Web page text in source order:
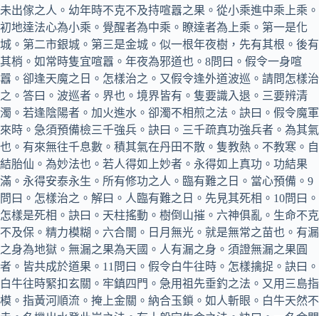
未出傢之人。幼年時不克不及持喧囂之果。從小乘進中乘上乘。
初地達法心為小乘。覺醒者為中乘。瞭達者為上乘。第一是化
城。第二市銀城。第三是金城。似一根年夜樹，先有其根。後有
其梢。如常時隻宜喧囂。年夜為邪道也。8問曰。假令一身喧
囂。卻逢天魔之日。怎樣治之。又假令逢外道波巡。請問怎樣治
之。答曰。波巡者。界也。境界皆有。隻要識入退。三要辨清
濁。若逢陰陽者。加火進水。卻濁不相煎之法。訣曰。假令魔軍
來時。急須預備檢三千強兵。訣曰。三千疏真功強兵者。為其氣
也。有來無往千息數。積其氣在丹田不散。隻教熱。不教寒。自
結胎仙。為妙法也。若人得如上妙者。永得如上真功。功結果
滿。永得安泰永生。所有修功之人。臨有難之日。當心預備。9
問曰。怎樣治之。解曰。人臨有難之日。先見其死相。10問曰。
怎樣是死相。訣曰。天柱搖動。樹倒山摧。六神俱亂。生命不克
不及保。精力模糊。六合闇。日月無光。就是無常之苗也。有漏
之身為地獄。無漏之果為天國。人有漏之身。須證無漏之果圓
者。皆共成於道果。11問曰。假令白牛往時。怎樣擒捉。訣曰。
白牛往時緊扣玄關。牢鎮四門。急用祖先垂釣之法。又用三島指
模。指黃河順流。掩上金關。納合玉鎖。如人斬眼。白牛天然不